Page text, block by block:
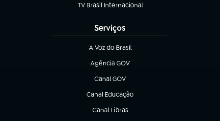
TV Brasil Internacional
(abre em nova aba)
Serviços
A Voz do Brasil
(abre em nova aba)
Agência GOV
(abre em nova aba)
Canal GOV
(abre em nova aba)
Canal Educação
(abre em nova aba)
Canal Libras
(abre em nova aba)